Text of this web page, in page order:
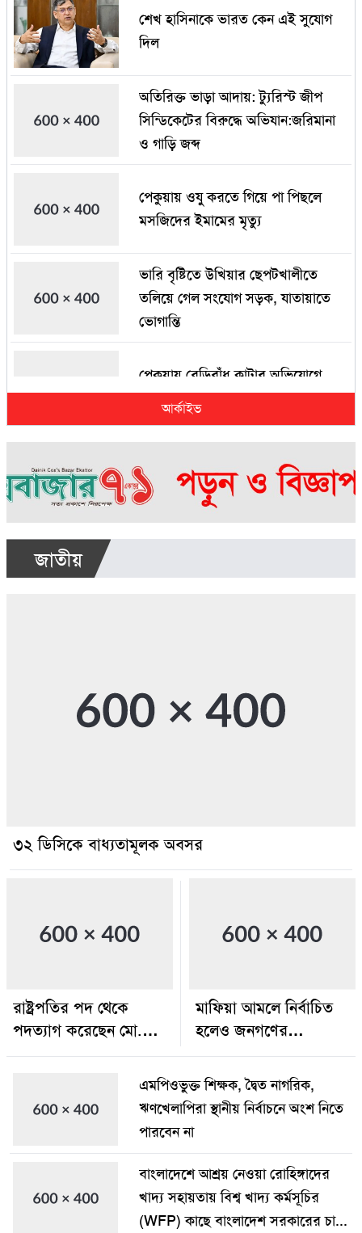
শেখ হাসিনাকে ভারত কেন এই সুযোগ
দিল
অতিরিক্ত ভাড়া আদায়: ট্যুরিস্ট জীপ
সিন্ডিকেটের বিরুদ্ধে অভিযান:জরিমানা
ও গাড়ি জব্দ
পেকুয়ায় ওযু করতে গিয়ে পা পিছলে
মসজিদের ইমামের মৃত্যু
ভারি বৃষ্টিতে উখিয়ার ছেপটখালীতে
তলিয়ে গেল সংযোগ সড়ক, যাতায়াতে
ভোগান্তি
পেকুয়ায় বেড়িবাঁধ কাটার অভিযোগে
জড়িতরা মামলা ঠেকাতে তৎপর
৫ হাজার পিস ইয়াবাসহ কুতুবদিয়ায়
মাদক ব্যবসায়ী আটক
জুলাই গণঅভ্যুত্থান দিবস উদযাপন
আর্কাইভ
জাতীয়
৩২ ডিসিকে বাধ্যতামূলক অবসর
রাষ্ট্রপতির পদ থেকে
পদত্যাগ করেছেন মো.
সাহাবুদ্দিন
মাফিয়া আমলে নির্বাচিত
হলেও জনগণের
সরকারের প্রতি তার
সমর্থন ছিল
এমপিওভুক্ত শিক্ষক, দ্বৈত নাগরিক,
ঋণখেলাপিরা স্থানীয় নির্বাচনে অংশ নিতে
পারবেন না
বাংলাদেশে আশ্রয় নেওয়া রোহিঙ্গাদের
খাদ্য সহায়তায় বিশ্ব খাদ্য কর্মসূচির
(WFP) কাছে বাংলাদেশ সরকারের চা...